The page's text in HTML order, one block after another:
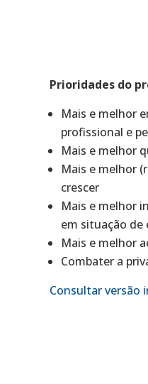
Prioridades do
Mais e melhor
profissional e
Mais e melhor
Mais e melhor
crescer
Mais e melhor
em situação de
Mais e melhor
Combater a
Consultar versão